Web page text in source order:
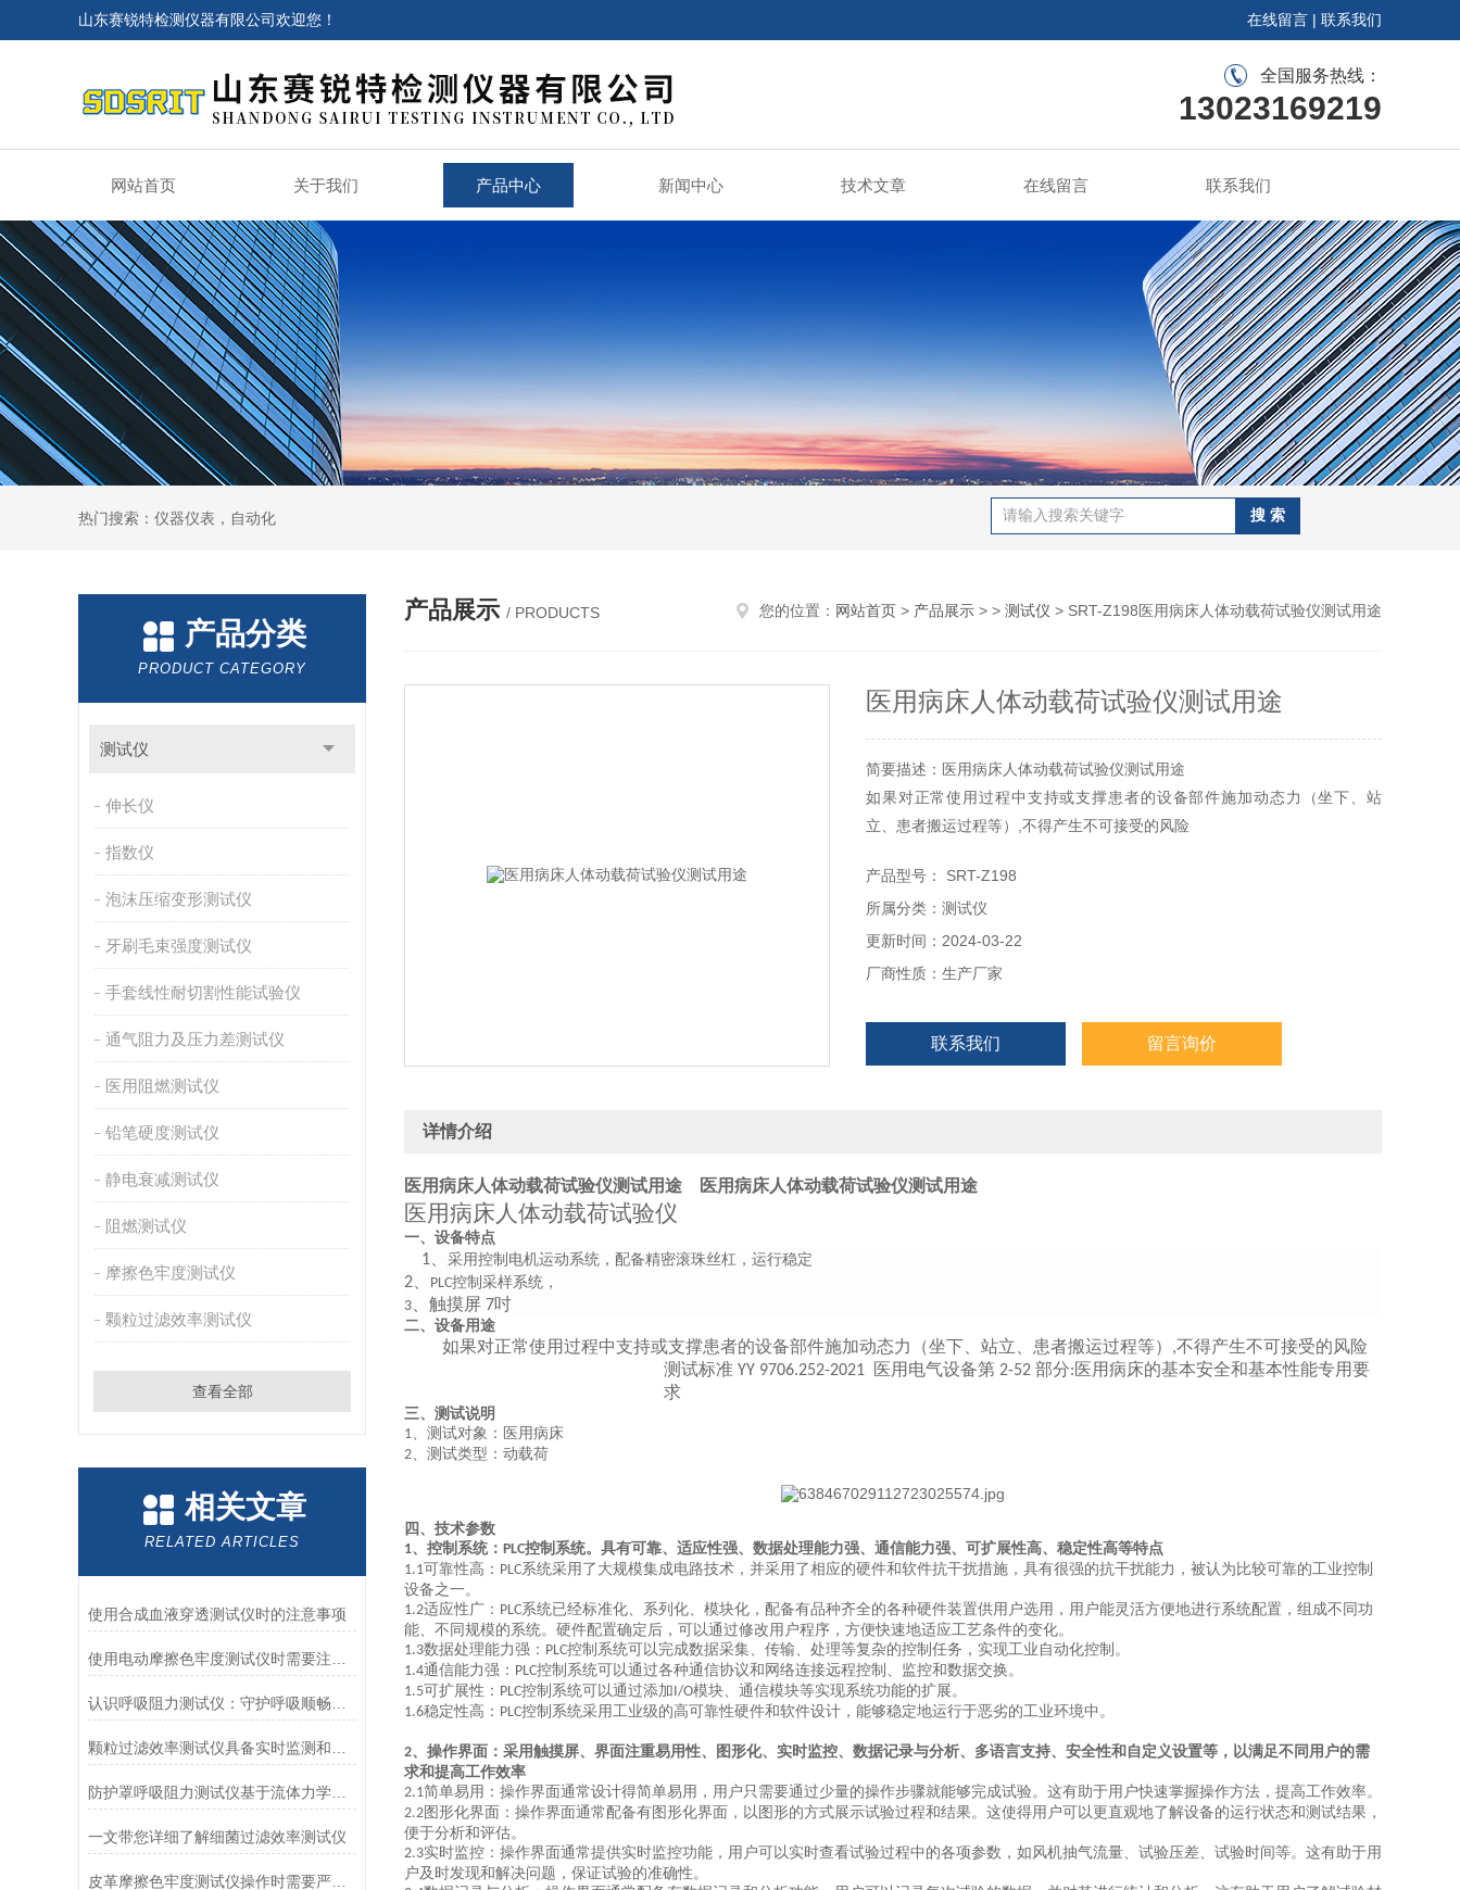
山东赛锐特检测仪器有限公司欢迎您！ 在线留言 | 联系我们
全国服务热线：
13023169219
网站首页 关于我们 产品中心 新闻中心 技术文章 在线留言 联系我们
热门搜索：仪器仪表，自动化
产品分类
PRODUCT CATEGORY
测试仪
伸长仪
指数仪
泡沫压缩变形测试仪
牙刷毛束强度测试仪
手套线性耐切割性能试验仪
通气阻力及压力差测试仪
医用阻燃测试仪
铅笔硬度测试仪
静电衰减测试仪
阻燃测试仪
摩擦色牢度测试仪
颗粒过滤效率测试仪
查看全部
相关文章
RELATED ARTICLES
使用合成血液穿透测试仪时的注意事项
防护罩呼吸阻力测试仪基于流体力学与压力传感技术
一文带您详细了解细菌过滤效率测试仪
皮革摩擦色牢度测试仪操作时需要严格遵循规程
产品展示 / PRODUCTS 您的位置： 网站首页 > 产品展示 > > 测试仪 > SRT-Z198医用病床人体动载荷试验仪测试用途
医用病床人体动载荷试验仪测试用途
简要描述：医用病床人体动载荷试验仪测试用途
如果对正常使用过程中支持或支撑患者的设备部件施加动态力（坐下、站
立、患者搬运过程等）,不得产生不可接受的风险
产品型号： SRT-Z198
所属分类：测试仪
更新时间：2024-03-22
厂商性质：生产厂家
联系我们 留言询价
详情介绍
医用病床人体动载荷试验仪测试用途 医用病床人体动载荷试验仪测试用途
医用病床人体动载荷试验仪
一、设备特点
1 采用控制电机运动系统，配备精密滚珠丝杠，运行稳定
2 PLC控制采样系统，
3 、触摸屏 7吋
二、设备用途
如果对正常使用过程中支持或支撑患者的设备部件施加动态力（坐下、站立、患者搬运过程等） ,不得产生不可接受的风险
测试标准 YY 9706.252-2021 医用电气设备第 2-52 部分:医用病床的基本安全和基本性能专用要
求
三、测试说明
1、测试对象：医用病床
2、测试类型：动载荷
四、技术参数
1、控制系统： PLC控制系统。具有可靠、适应性强、数据处理能力强、通信能力强、可扩展性高、稳定性高等特点
1.1可靠性高： PLC系统采用了大规模集成电路技术，并采用了相应的硬件和软件抗干扰措施，具有很强的抗干扰能力，被认为 比较可靠的工业控制
设备之一。
1.2适应性广： PLC系统已经标准化、系列化、模块化，配备有品种齐全的各种硬件装置供用户选用，用户能灵活方便地进行系统配置，组成不同功
能、不同规模的系统。硬件配置确定后，可以通过修改用户程序，方便快速地适应工艺条件的变化。
1.3数据处理能力强： PLC控制系统可以完成数据采集、传输、处理等复杂的控制任务，实现工业自动化控制。
1.4通信能力强： PLC控制系统可以通过各种通信协议和网络连接远程控制、监控和数据交换。
1.5可扩展性： PLC控制系统可以通过添加I/O模块、通信模块等实现系统功能的扩展。
1.6稳定性高： PLC控制系统采用工业级的高可靠性硬件和软件设计，能够稳定地运行于恶劣的工业环境中。
2、操作界面：采用触摸屏、界面注重易用性、图形化、实时监控、数据记录与分析、多语言支持、安全性和自定义设置等，以满足不同用户的需
求和提高工作效率
2.1简单易用：操作界面通常设计得简单易用，用户只需要通过少量的操作步骤就能够完成试验。这有助于用户快速掌握操作方法，提高工作效率。
2.2图形化界面： 操作界面通常配备有图形化界面，以图形的方式展示试验过程和结果。这使得用户可以更直观地了解设备的运行状态和测试结果，
便于分析和评估。
2.3实时监控：操作界面通常提供实时监控功能，用户可以实时查看试验过程中的各项参数，如 风机抽气流量、 试验压差、试验时间等。这有助于用
户及时发现和解决问题，保证试验的准确性。